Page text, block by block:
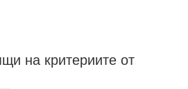
на критериите от